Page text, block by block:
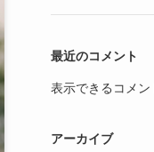
最近のコメント
表示できるコメン
アーカイブ